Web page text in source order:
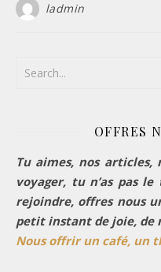
ladmin
OFFRES
Tu aimes, nos
voyager, tu n’as pas le
rejoindre, offres nous
petit instant de joie, de
Nous offrir un café, un